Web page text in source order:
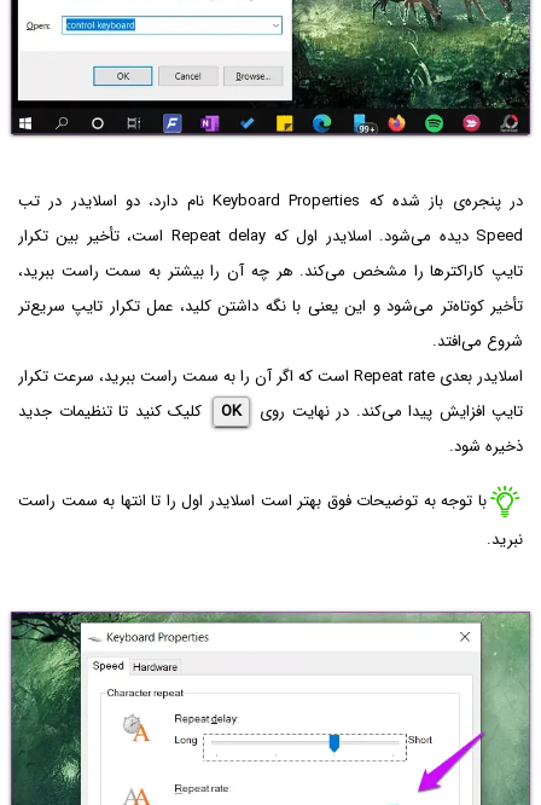
در پنجره‌ی باز شده که Keyboard Properties نام دارد، دو اسلایدر در تب
Speed دیده می‌شود. اسلایدر اول که Repeat delay است، تأخیر بین تکرار
تایپ کاراکترها را مشخص می‌کند. هر چه آن را بیشتر به سمت راست ببرید،
تأخیر کوتاه‌تر می‌شود و این یعنی با نگه داشتن کلید، عمل تکرار تایپ سریع‌تر
شروع می‌افتد.
اسلایدر بعدی Repeat rate است که اگر آن را به سمت راست ببرید، سرعت تکرار
تایپ افزایش پیدا می‌کند. در نهایت روی
OK
کلیک کنید تا تنظیمات جدید
ذخیره شود.
با توجه به توضیحات فوق بهتر است اسلایدر اول را تا انتها به سمت راست
نبرید.